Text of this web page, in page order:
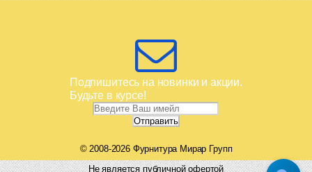
Подпишитесь на новинки и акции.
Будьте в курсе!
© 2008-2026 Фурнитура Мирар Групп
Не является публичной офертой